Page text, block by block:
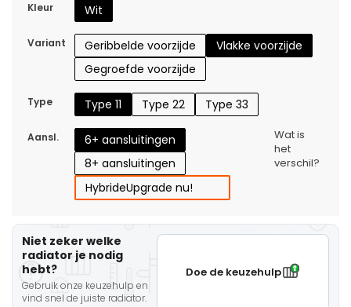
Kleur Wit
Variant Geribbelde voorzijde
Vlakke voorzijde
Gegroefde voorzijde
Type Type 11 Type 22 Type 33
Aansl.
6+ aansluitingen
8+ aansluitingen
HybrideUpgrade nu!
Wat is
het
verschil?
Niet zeker welke
radiator je nodig
hebt?
Gebruik onze keuzehulp en
vind snel de juiste radiator.
Doe de keuzehulp